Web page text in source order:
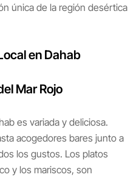
única de la región desértica
en Dahab
Mar Rojo
es variada y deliciosa.
acogedores bares junto a
los gustos. Los platos
y los mariscos, son